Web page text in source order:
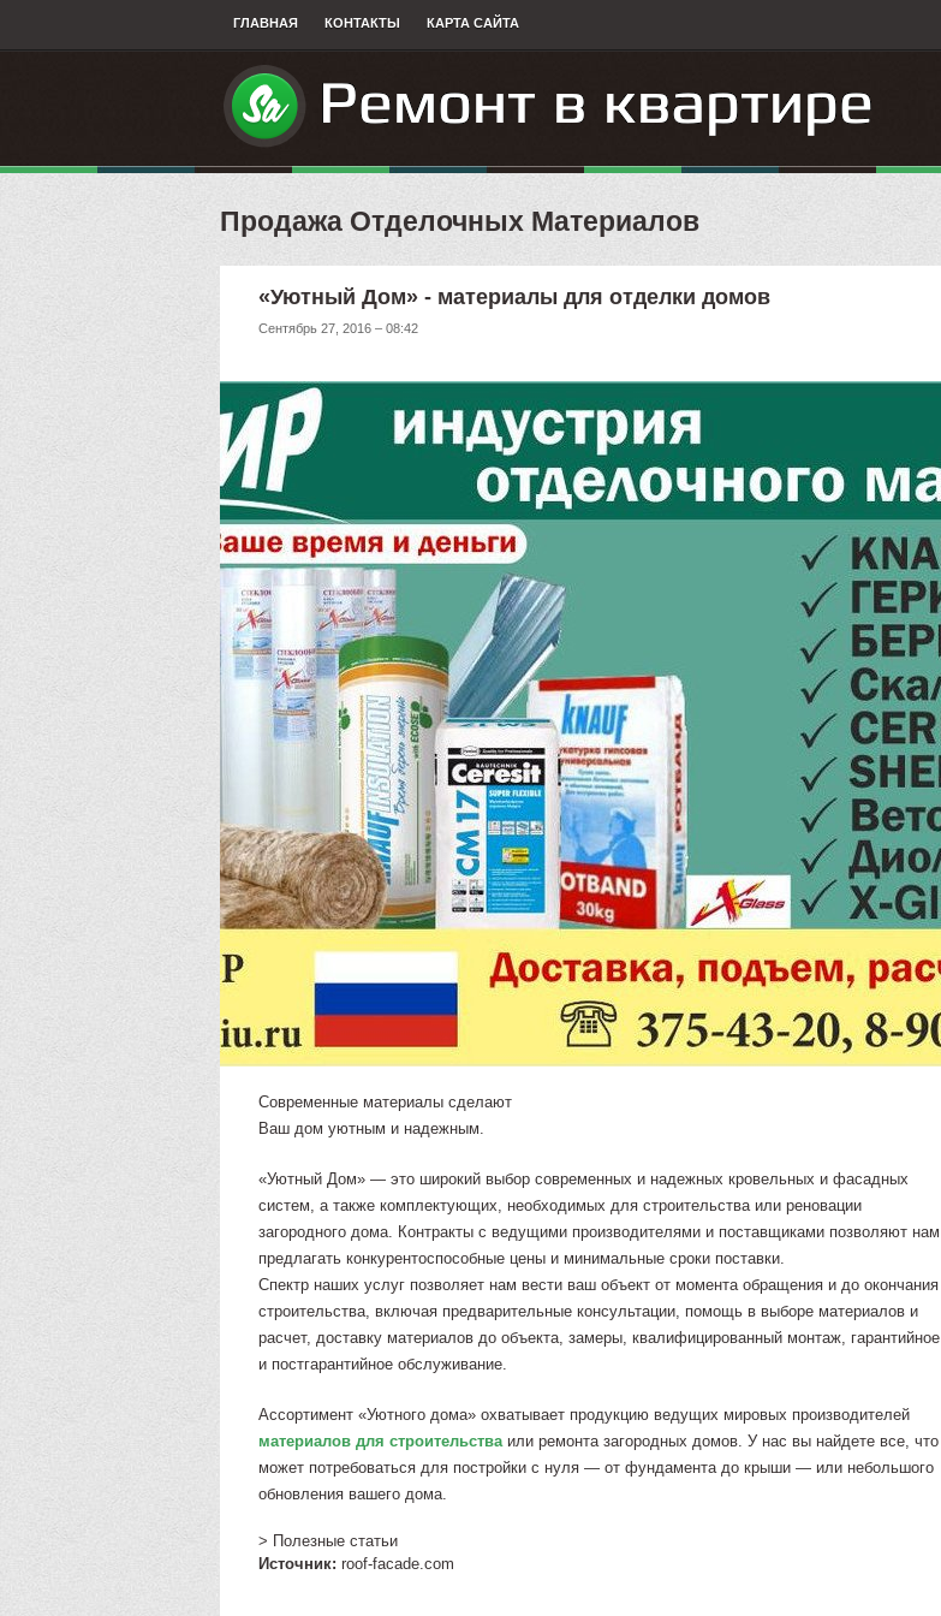
ГЛАВНАЯ КОНТАКТЫ КАРТА САЙТА
Продажа Отделочных Материалов
«Уютный Дом» - материалы для отделки домов
Сентябрь 27, 2016 – 08:42
Современные материалы сделают
Ваш дом уютным и надежным.
«Уютный Дом» — это широкий выбор современных и надежных кровельных и фасадных
систем, а также комплектующих, необходимых для строительства или реновации
загородного дома. Контракты с ведущими производителями и поставщиками позволяют нам
предлагать конкурентоспособные цены и минимальные сроки поставки.
Спектр наших услуг позволяет нам вести ваш объект от момента обращения и до окончания
строительства, включая предварительные консультации, помощь в выборе материалов и
расчет, доставку материалов до объекта, замеры, квалифицированный монтаж, гарантийное
и постгарантийное обслуживание.
Ассортимент «Уютного дома» охватывает продукцию ведущих мировых производителей
материалов для строительстваили ремонта загородных домов. У нас вы найдете все, что
может потребоваться для постройки с нуля — от фундамента до крыши — или небольшого
обновления вашего дома.
> Полезные статьи
Источник: roof-facade.com